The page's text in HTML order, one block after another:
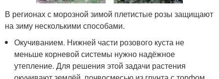
В регионах с морозной зимой плетистые розы защищают
на зиму несколькими способами.
Окучиванием. Нижней части розового куста не
меньше корневой системы нужно надёжное
утепление. Для решения этой задачи растения